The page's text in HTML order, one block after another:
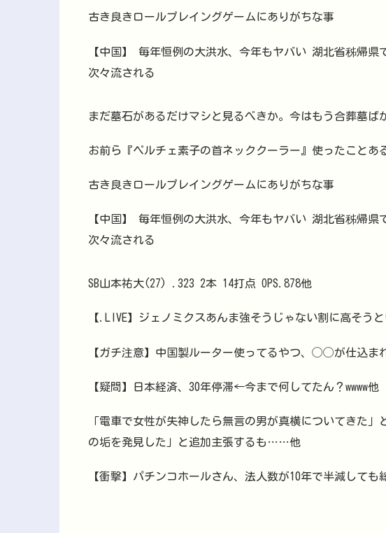
古き良きロールプレイングゲームにありがちな事
【中国】 毎年恒例の大洪水、今年もヤバい 湖北省秭帰県
次々流される
まだ墓石があるだけマシと見るべきか。今はもう合葬墓ば
お前ら『ペルチェ素子の首ネッククーラー』使ったことあ
古き良きロールプレイングゲームにありがちな事
【中国】 毎年恒例の大洪水、今年もヤバい 湖北省秭帰県
次々流される
SB山本祐大(27) .323 2本 14打点 OPS.878他
【.LIVE】ジェノミクスあんま強そうじゃない割に高そう
【ガチ注意】中国製ルーター使ってるやつ、◯◯が仕込ま
【疑問】日本経済、30年停滞←今まで何してたん？wwww他
「電車で女性が失神したら無言の男が真横についてきた
の垢を発見した」と追加主張するも……他
【衝撃】パチンコホールさん、法人数が10年で半減して